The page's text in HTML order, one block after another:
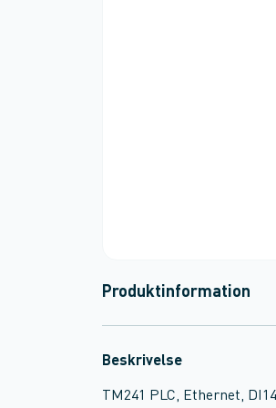
Produktinformation
Beskrivelse
TM241 PLC, Ethernet,